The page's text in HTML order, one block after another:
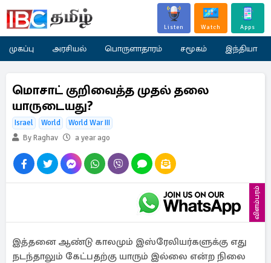
Listen Watch Apps
முகப்பு அரசியல் பொருளாதாரம் சமூகம் இந்தியா
மொசாட் குறிவைத்த முதல் தலை
யாருடையது?
Israel World
World War III
By Raghav
a year ago
விளம்பரம்
இத்தனை ஆண்டு காலமும் இஸ்ரேலியர்களுக்கு எது
நடந்தாலும் கேட்பதற்கு யாரும் இல்லை என்ற நிலை